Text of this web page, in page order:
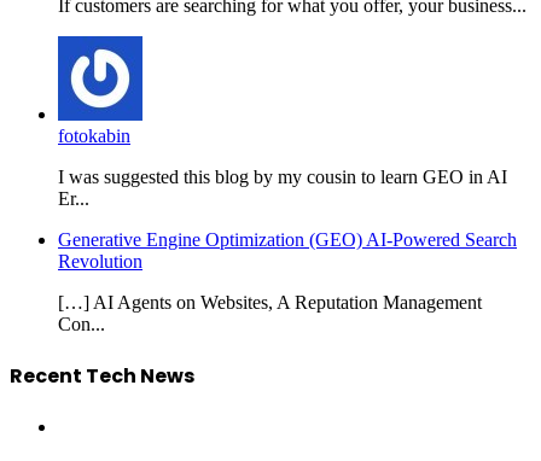
If customers are searching for what you offer, your business...
fotokabin
I was suggested this blog by my cousin to learn GEO in AI
Er...
Generative Engine Optimization (GEO) AI-Powered Search
Revolution
[…] AI Agents on Websites, A Reputation Management
Con...
Recent Tech News